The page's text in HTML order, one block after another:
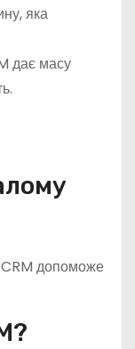
яка
дає масу
CRM допоможе